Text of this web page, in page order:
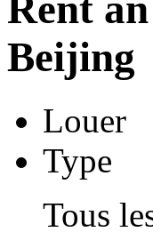
Rent
Beijing
Louer
Type
Tous